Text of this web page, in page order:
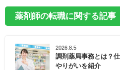
薬剤師の転職に関する記事
2026.8.5
調剤薬局事務とは？
やりがいを紹介